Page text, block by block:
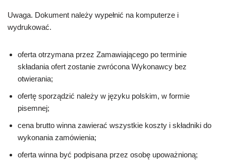
Uwaga. Dokument należy wypełnić na komputerze i
wydrukować.
oferta otrzymana przez Zamawiającego po terminie
składania ofert zostanie zwrócona Wykonawcy bez
otwierania;
ofertę sporządzić należy w języku polskim, w formie
pisemnej;
cena brutto winna zawierać wszystkie koszty i składniki do
wykonania zamówienia;
oferta winna być podpisana przez osobę upoważnioną;